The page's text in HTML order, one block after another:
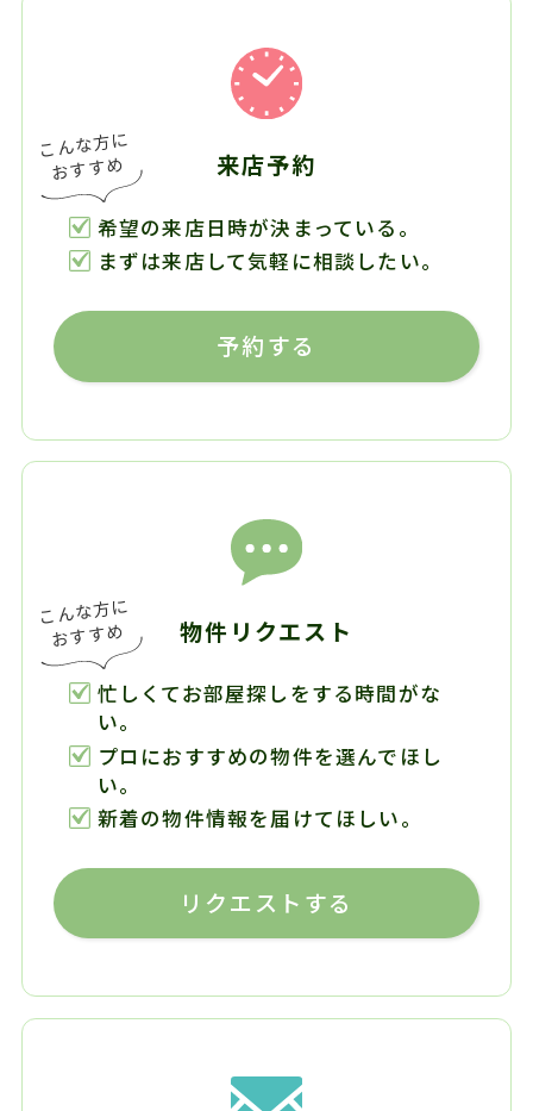
来店予約
希望の来店日時が決まっている。
まずは来店して気軽に相談したい。
予約する
物件リクエスト
忙しくてお部屋探しをする時間がな
い。
プロにおすすめの物件を選んでほし
い。
新着の物件情報を届けてほしい。
リクエストする